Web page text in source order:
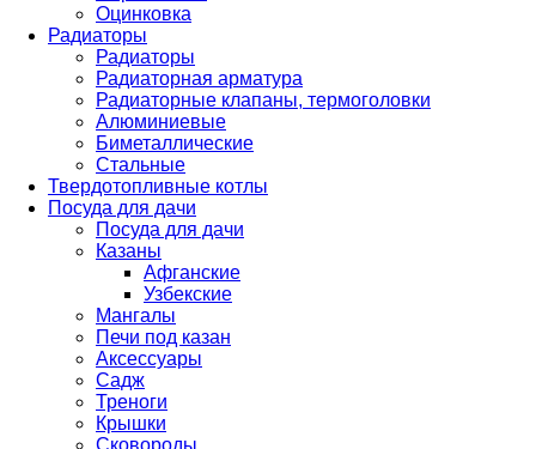
Оцинковка
Радиаторы
Радиаторы
Радиаторная арматура
Радиаторные клапаны, термоголовки
Алюминиевые
Биметаллические
Стальные
Твердотопливные котлы
Посуда для дачи
Посуда для дачи
Казаны
Афганские
Узбекские
Мангалы
Печи под казан
Аксессуары
Садж
Треноги
Крышки